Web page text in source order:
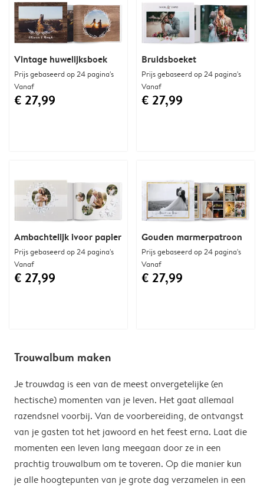
Vintage huwelijksboek
Prijs gebaseerd op 24 pagina's
Vanaf
€ 27,99
Bruidsboeket
Prijs gebaseerd op 24 pagina's
Vanaf
€ 27,99
Ambachtelijk ivoor papier
Prijs gebaseerd op 24 pagina's
Vanaf
€ 27,99
Gouden marmerpatroon
Prijs gebaseerd op 24 pagina's
Vanaf
€ 27,99
Trouwalbum maken
Je trouwdag is een van de meest onvergetelijke (en
hectische) momenten van je leven. Het gaat allemaal
razendsnel voorbij. Van de voorbereiding, de ontvangst
van je gasten tot het jawoord en het feest erna. Laat die
momenten een leven lang meegaan door ze in een
prachtig trouwalbum om te toveren. Op die manier kun
je alle hoogtepunten van je grote dag verzamelen in een